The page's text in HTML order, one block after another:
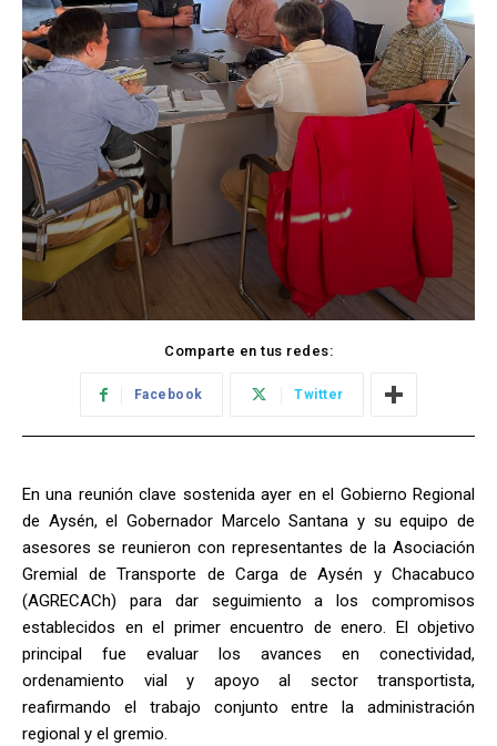
Comparte en tus redes:
Facebook Twitter
En una reunión clave sostenida ayer en el Gobierno Regional
de Aysén, el Gobernador Marcelo Santana y su equipo de
asesores se reunieron con representantes de la Asociación
Gremial de Transporte de Carga de Aysén y Chacabuco
(AGRECACh) para dar seguimiento a los compromisos
establecidos en el primer encuentro de enero. El objetivo
principal fue evaluar los avances en conectividad,
ordenamiento vial y apoyo al sector transportista,
reafirmando el trabajo conjunto entre la administración
regional y el gremio.